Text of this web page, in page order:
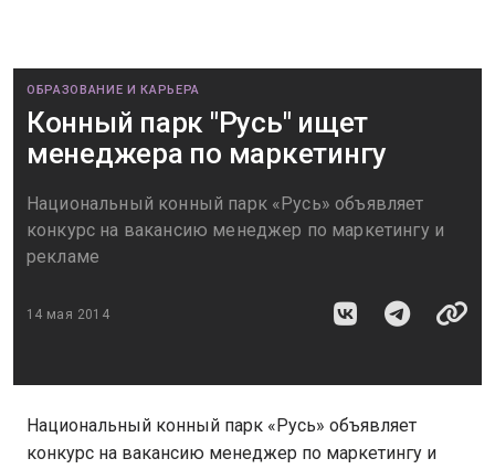
ОБРАЗОВАНИЕ И КАРЬЕРА
Конный парк "Русь" ищет
менеджера по маркетингу
Национальный конный парк «Русь» объявляет
конкурс на вакансию менеджер по маркетингу и
рекламе
14 мая 2014
Национальный конный парк «Русь» объявляет
конкурс на вакансию менеджер по маркетингу и